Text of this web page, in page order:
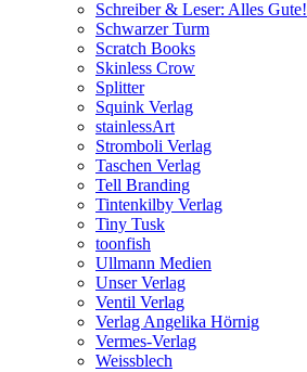
Schreiber & Leser: Alles Gute!
Schwarzer Turm
Scratch Books
Skinless Crow
Splitter
Squink Verlag
stainlessArt
Stromboli Verlag
Taschen Verlag
Tell Branding
Tintenkilby Verlag
Tiny Tusk
toonfish
Ullmann Medien
Unser Verlag
Ventil Verlag
Verlag Angelika Hörnig
Vermes-Verlag
Weissblech